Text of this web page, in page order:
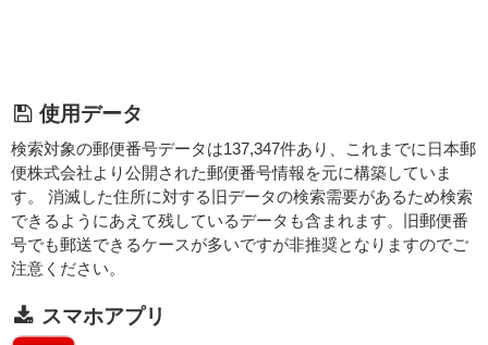
使用データ
検索対象の郵便番号データは137,347件あり、これまでに日本郵
便株式会社より公開された郵便番号情報を元に構築していま
す。 消滅した住所に対する旧データの検索需要があるため検索
できるようにあえて残しているデータも含まれます。旧郵便番
号でも郵送できるケースが多いですが非推奨となりますのでご
注意ください。
スマホアプリ